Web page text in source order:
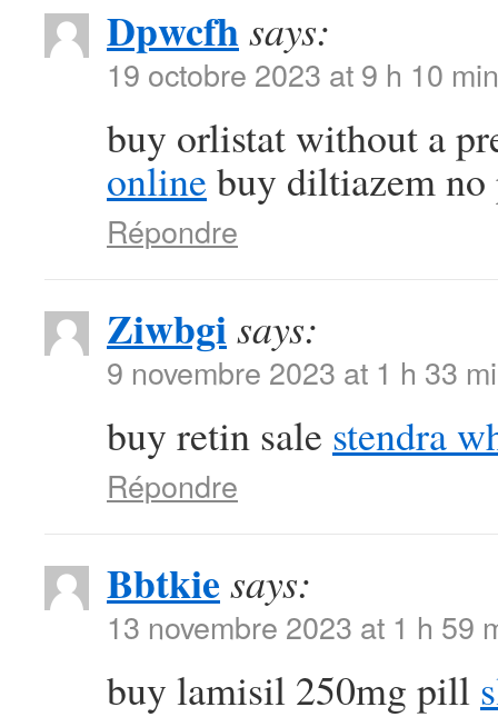
Dpwcfhsays:
19 octobre 2023 at 9 h 10 min
buy orlistat without a
online buy diltiazem
Répondre
Ziwbgisays:
9 novembre 2023 at 1 h 33
buy retin sale stendra
Répondre
Bbtkie says:
13 novembre 2023 at 1 h 59
buy lamisil 250mg pill